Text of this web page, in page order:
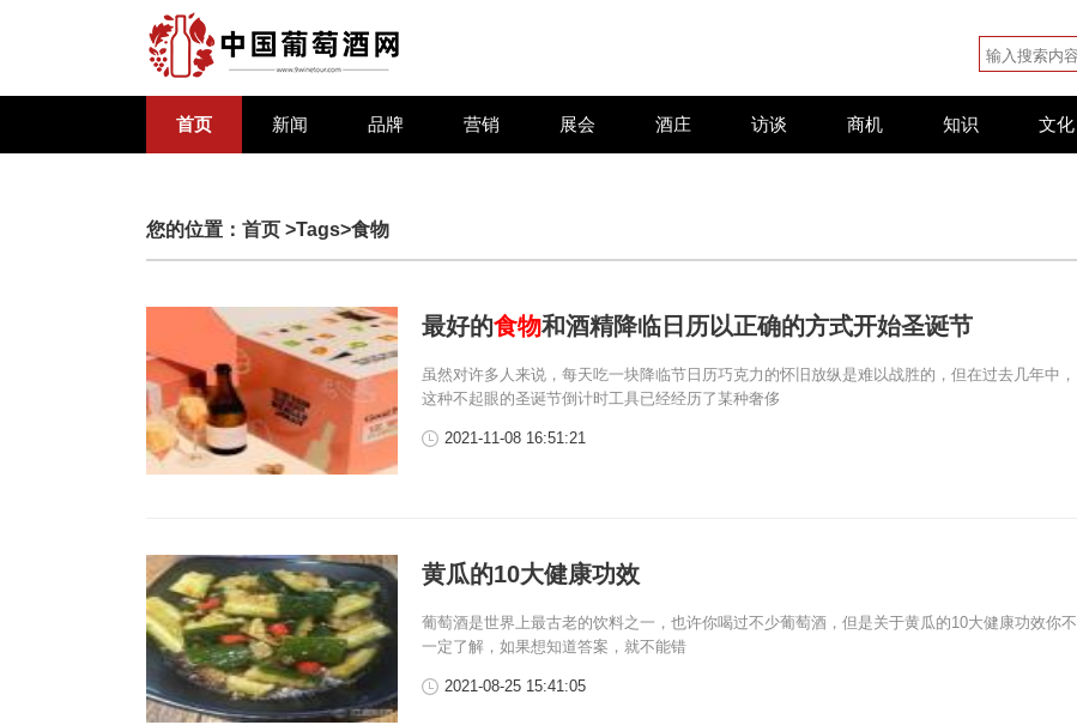
首页 新闻 品牌 营销 展会 酒庄 访谈 商机 知识 文化
您的位置： 首页 >Tags>食物
最好的食物和酒精降临日历以正确的方式开始圣诞节
虽然对许多人来说，每天吃一块降临节日历巧克力的怀旧放纵是难以战胜的，但在过去几年中，
这种不起眼的圣诞节倒计时工具已经经历了某种奢侈
2021-11-08 16:51:21
黄瓜的10大健康功效
葡萄酒是世界上最古老的饮料之一，也许你喝过不少葡萄酒，但是关于黄瓜的10大健康功效你不
一定了解，如果想知道答案，就不能错
2021-08-25 15:41:05